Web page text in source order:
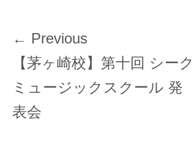
投
稿
ナ
ビ
ゲ
← Previous
Previous
post:
【茅ヶ崎校】第十回 シーク
ミュージックスクール 発
表会